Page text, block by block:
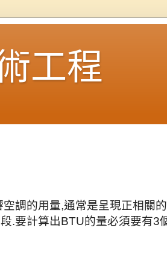
工程
調的用量,通常是呈現正相關
.要計算出BTU的量必須要有3